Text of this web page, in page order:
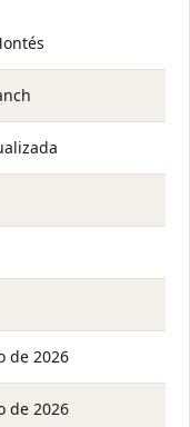
de 2026
de 2026